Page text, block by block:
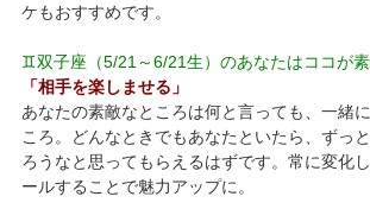
ケもおすすめです。
♊双子座（5/21～6/21生）のあなたはココが素
「相手を楽しませる」
あなたの素敵なところは何と言っても、一緒
ころ。どんなときでもあなたといたら、ずっ
ろうなと思ってもらえるはずです。常に変化
ールすることで魅力アップに。